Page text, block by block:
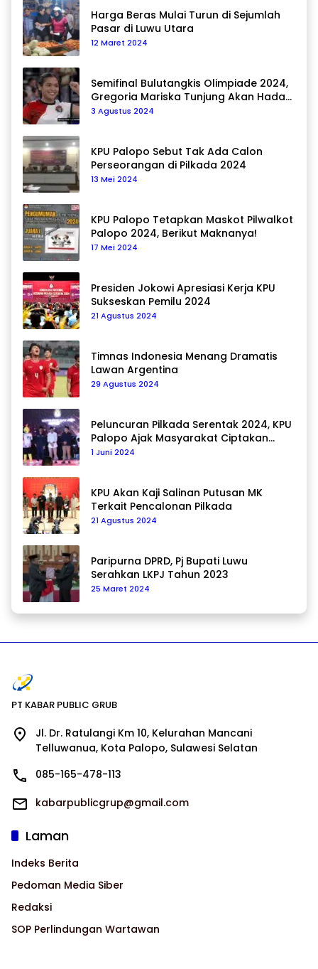
Harga Beras Mulai Turun di Sejumlah
Pasar di Luwu Utara
12 Maret 2024
Semifinal Bulutangkis Olimpiade 2024,
Gregoria Mariska Tunjung Akan Hadapi
Pemain Asal Korea Selatan
3 Agustus 2024
KPU Palopo Sebut Tak Ada Calon
Perseorangan di Pilkada 2024
13 Mei 2024
KPU Palopo Tetapkan Maskot Pilwalkot
Palopo 2024, Berikut Maknanya!
17 Mei 2024
Presiden Jokowi Apresiasi Kerja KPU
Sukseskan Pemilu 2024
21 Agustus 2024
Timnas Indonesia Menang Dramatis
Lawan Argentina
29 Agustus 2024
Peluncuran Pilkada Serentak 2024, KPU
Palopo Ajak Masyarakat Ciptakan
Pilkada Damai
1 Juni 2024
KPU Akan Kaji Salinan Putusan MK
Terkait Pencalonan Pilkada
21 Agustus 2024
Paripurna DPRD, Pj Bupati Luwu
Serahkan LKPJ Tahun 2023
25 Maret 2024
PT KABAR PUBLIC GRUB
Jl. Dr. Ratulangi Km 10, Kelurahan Mancani
Telluwanua, Kota Palopo, Sulawesi Selatan
085-165-478-113
kabarpublicgrup@gmail.com
Laman
Indeks Berita
Pedoman Media Siber
Redaksi
SOP Perlindungan Wartawan